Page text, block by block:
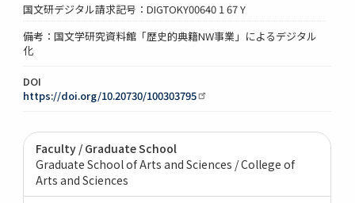
国文研デジタル請求記号：DIGTOKY00640 1 67 Y
備考：国文学研究資料館「歴史的典籍NW事業」によるデジタル
化
DOI
https://doi.org/10.20730/100303795
Faculty / Graduate School
Graduate School of Arts and Sciences / College of
Arts and Sciences